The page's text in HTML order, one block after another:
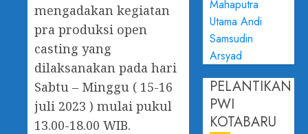
mengadakan kegiatan
pra produksi open
casting yang
dilaksanakan pada hari
Sabtu – Minggu ( 15-16
juli 2023 ) mulai pukul
13.00-18.00 WIB.
PELANTIKAN
PWI
KOTABARU